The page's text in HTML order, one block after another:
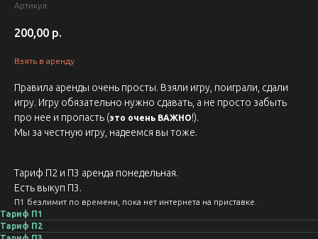
Артикул:
200,00 р.
Взять в аренду
Правила аренды очень просты. Взяли игру, поиграли, сдали
игру. Игру обязательно нужно сдавать, а не просто забыть
про нее и пропасть (это очень ВАЖНО!).
Мы за честную игру, надеемся вы тоже.
Тариф П2 и П3 аренда понедельная.
Есть выкуп П3.
П1 безлимит по времени, пока нет интернета на приставке.
Тариф П1
Тариф П2